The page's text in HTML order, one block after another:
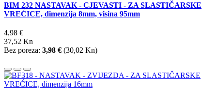
BIM 232 NASTAVAK - CJEVASTI - ZA SLASTIČARSKE
VREĆICE, dimenzija 8mm, visina 95mm
4,98 €
37,52 Kn
Bez poreza: 3,98 € (30,02 Kn)